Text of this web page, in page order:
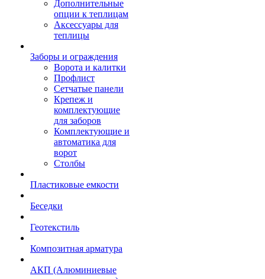
Дополнительные
опции к теплицам
Аксессуары для
теплицы
Заборы и ограждения
Ворота и калитки
Профлист
Сетчатые панели
Крепеж и
комплектующие
для заборов
Комплектующие и
автоматика для
ворот
Столбы
Пластиковые емкости
Беседки
Геотекстиль
Композитная арматура
АКП (Алюминиевые